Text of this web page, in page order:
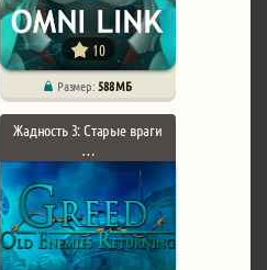
10
Размер:588 МБ
Жадность 3: Старые враги
…